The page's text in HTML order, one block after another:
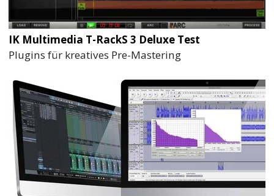
IK Multimedia T-RackS 3 Deluxe Test
Plugins für kreatives Pre-Mastering